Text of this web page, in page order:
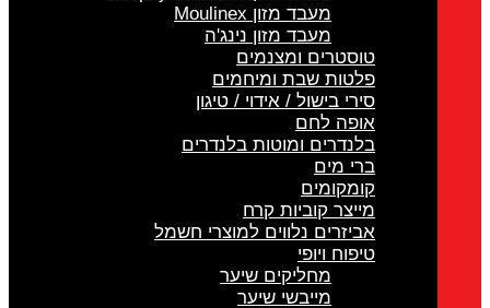
מעבד מזון Moulinex
מעבד מזון נינג'ה
טוסטרים ומצנמים
פלטות שבת ומיחמים
סירי בישול / אידוי / טיגון
אופה לחם
בלנדרים ומוטות בלנדרים
ברי מים
קומקומים
מייצר קוביות קרח
אביזרים נלווים למוצרי חשמל
טיפוח ויופי
מחליקים שיער
מייבשי שיער